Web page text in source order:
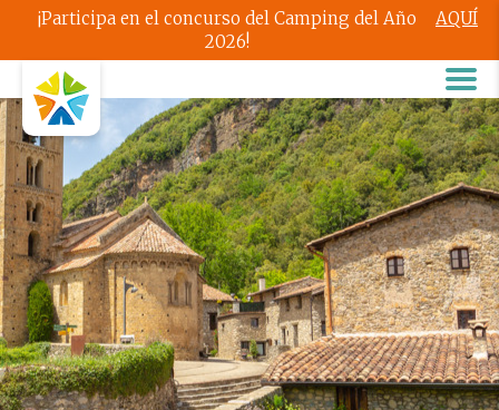
¡Participa en el concurso del Camping del Año
2026!
AQUÍ